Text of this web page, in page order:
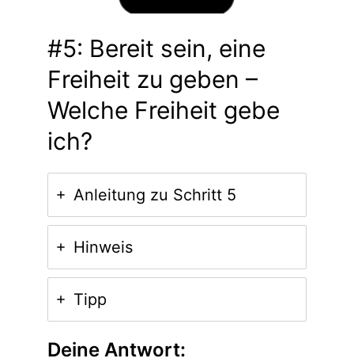
#5: Bereit sein, eine
Freiheit zu geben –
Welche Freiheit gebe
ich?
Anleitung zu Schritt 5
Hinweis
Tipp
Deine Antwort: